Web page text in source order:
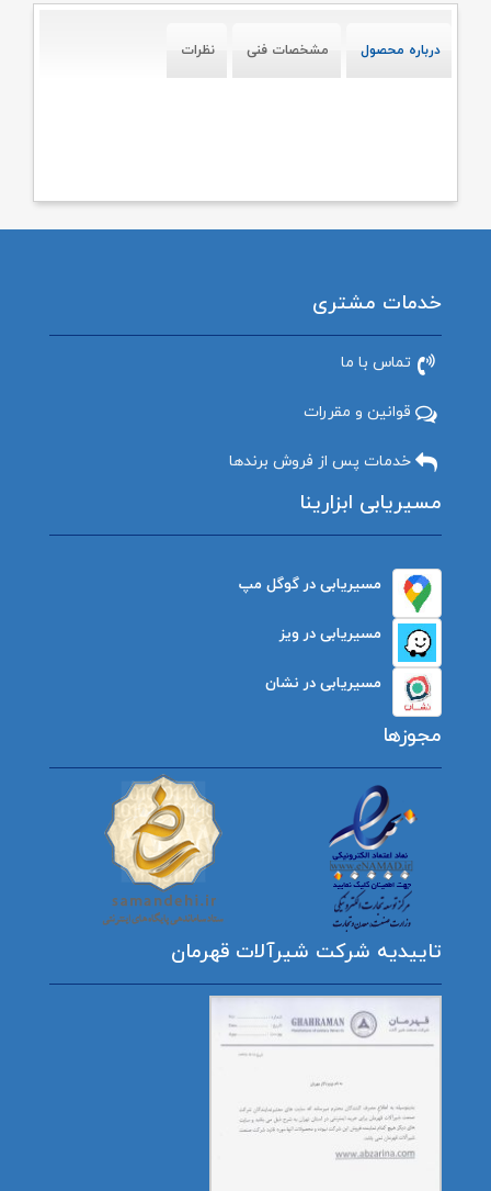
درباره محصول مشخصات فنی نظرات
خدمات مشتری
تماس با ما
قوانین و مقررات
خدمات پس از فروش برندها
مسیریابی ابزارینا
مسیریابی در گوگل مپ
مسیریابی در ویز
مسیریابی در نشان
مجوزها
تاییدیه شرکت شیرآلات قهرمان